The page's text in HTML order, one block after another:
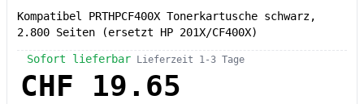
Kompatibel PRTHPCF400X Tonerkartusche schwarz,
2.800 Seiten (ersetzt HP 201X/CF400X)
Sofort lieferbar Lieferzeit 1-3 Tage
CHF 19.65